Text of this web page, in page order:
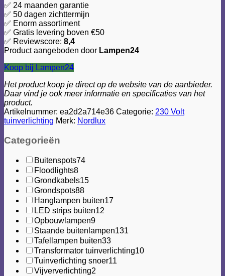
✅ 24 maanden garantie
✅ 50 dagen zichttermijn
✅ Enorm assortiment
✅ Gratis levering boven €50
✅ Reviewscore: 8,4
Product aangeboden door Lampen24
Koop bij Lampen24
Het product koop je direct op de website van de aanbieder.
Daar vind je ook meer informatie en specificaties van het
product.
Artikelnummer: ea2d2a714e36 Categorie: 230 Volt
tuinverlichting Merk: Nordlux
Categorieën
Buitenspots74
Floodlights8
Grondkabels15
Grondspots88
Hanglampen buiten17
LED strips buiten12
Opbouwlampen9
Staande buitenlampen131
Tafellampen buiten33
Transformator tuinverlichting10
Tuinverlichting snoer11
Vijververlichting2